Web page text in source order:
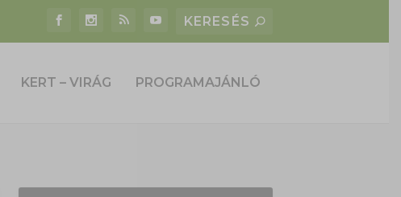
KERT – VIRÁG PROGRAMAJÁNLÓ